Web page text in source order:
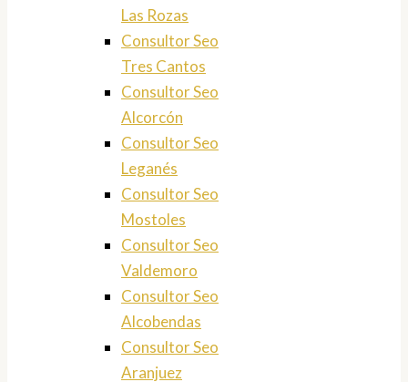
Las Rozas
Consultor Seo
Tres Cantos
Consultor Seo
Alcorcón
Consultor Seo
Leganés
Consultor Seo
Mostoles
Consultor Seo
Valdemoro
Consultor Seo
Alcobendas
Consultor Seo
Aranjuez